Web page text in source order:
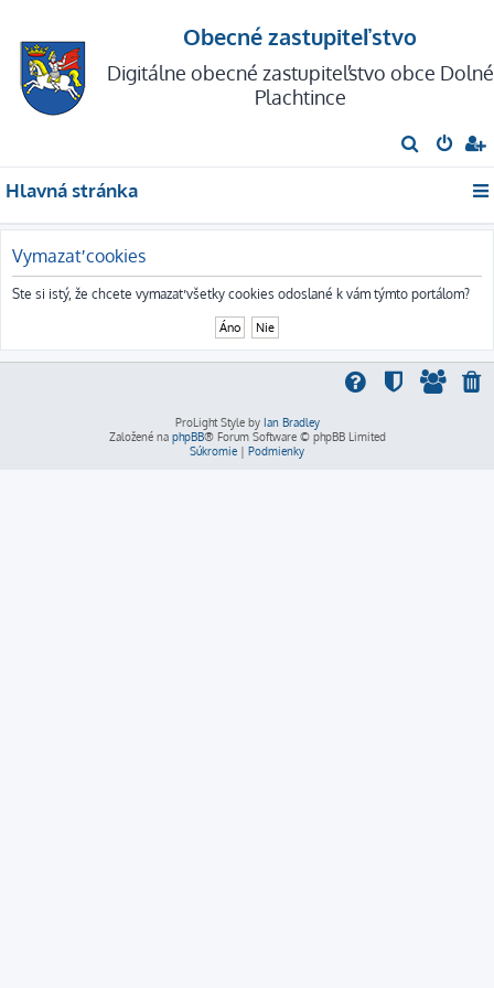
Obecné zastupiteľstvo
Digitálne obecné zastupiteľstvo obce Dolné
Plachtince
ľ
d
ť
Hlavná stránka
Vymazať cookies
Ste si istý, že chcete vymazať všetky cookies odoslané k vám týmto portálom?
ProLight Style by Ian Bradley
Založené na phpBB® Forum Software © phpBB Limited
Súkromie | Podmienky